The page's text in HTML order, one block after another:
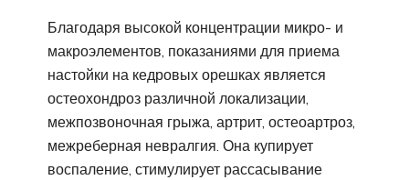
Благодаря высокой концентрации микро- и
макроэлементов, показаниями для приема
настойки на кедровых орешках является
остеохондроз различной локализации,
межпозвоночная грыжа, артрит, остеоартроз,
межреберная невралгия. Она купирует
воспаление, стимулирует рассасывание